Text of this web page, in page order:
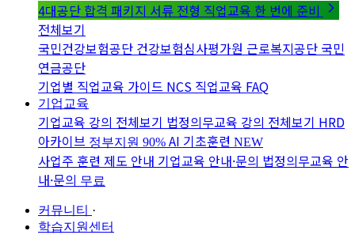
4대공단 합격 패키지 서류 전형 직업교육 한 번에 준비
전체보기
국민건강보험공단 건강보험심사평가원 근로복지공단 국민
연금공단
기업별 직업교육 가이드 NCS 직업교육 FAQ
기업교육
기업교육 강의 전체보기 법정의무교육 강의 전체보기 HRD
아카이브 정부지원 90% AI 기초훈련 NEW
사업주 훈련 제도 안내 기업교육 안내·문의 법정의무교육 안
내·문의 무료
커뮤니티 ·
학습지원센터